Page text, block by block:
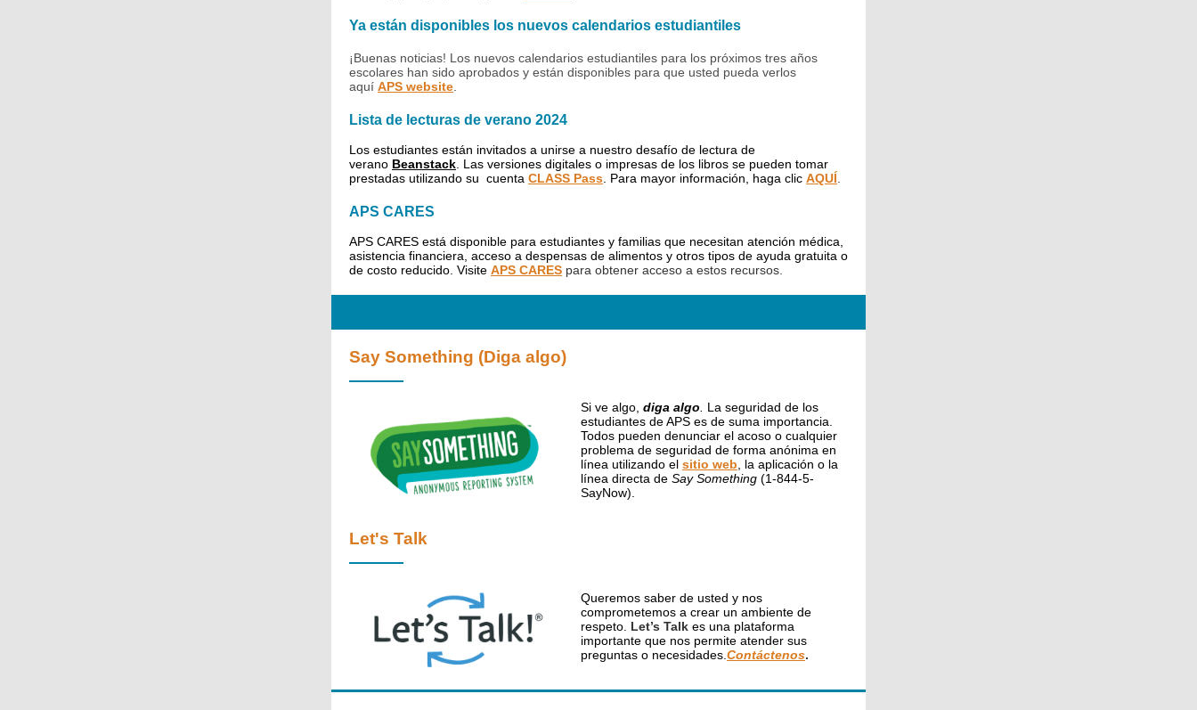
Ya están disponibles los nuevos calendarios estudiantiles
¡Buenas noticias! Los nuevos calendarios estudiantiles para los próximos tres años
escolares han sido aprobados y están disponibles para que usted pueda verlos
aquí APS website
Lista de lecturas de verano 2024
Los estudiantes están invitados a unirse a nuestro desafío de lectura de
verano Beanstack . Las versiones digitales o impresas de los libros se pueden tomar
prestadas utilizando su cuenta CLASS Pass . Para mayor información, haga clic AQUÍ
APS CARES
APS CARES está disponible para estudiantes y familias que necesitan atención médica,
asistencia financiera, acceso a despensas de alimentos y otros tipos de ayuda gratuita o
de costo reducido. Visite APS CARES para obtener acceso a estos recursos.
Say Something (Diga algo)
Si ve algo, diga algo
La seguridad de los
estudiantes de APS es de suma importancia.
Todos pueden denunciar el acoso o cualquier
problema de seguridad de forma anónima en
línea utilizando el sitio web , la aplicación o la
línea directa de Say Something (1-844-5-
SayNow).
Let's Talk
Queremos saber de usted y nos
comprometemos a crear un ambiente de
respeto. Let’s Talk es una plataforma
importante que nos permite atender sus
preguntas o necesidades. Contáctenos.